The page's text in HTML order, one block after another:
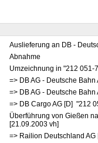
Auslieferung an DB -
Abnahme
Umzeichnung in "212 051-
=> DB AG - Deutsche
=> DB AG - Deutsche
=> DB Cargo AG [D] "212
Überführung von Gießen
[21.09.2003 vh]
=> Railion Deutschland